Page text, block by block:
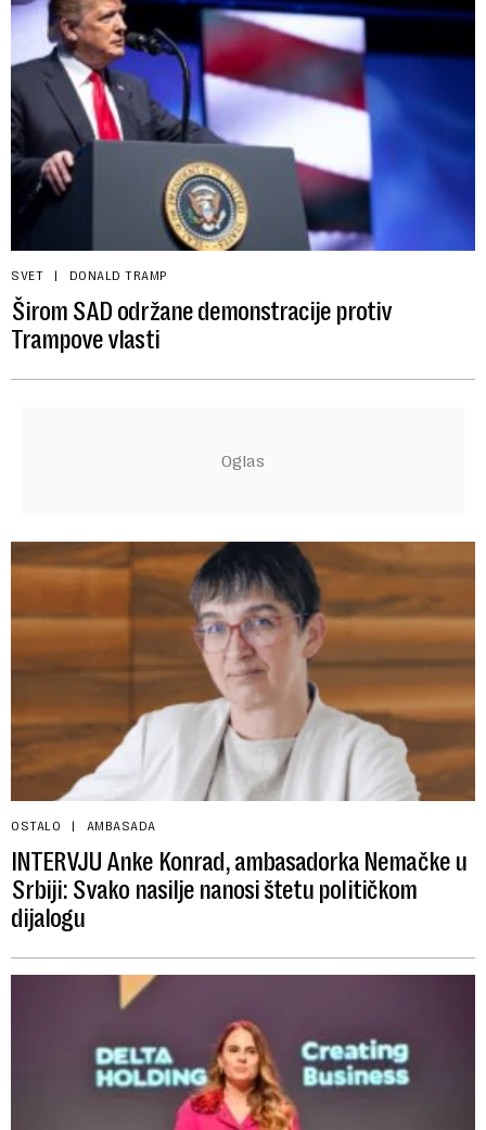
SVET DONALD TRAMP
Širom SAD održane demonstracije protiv
Trampove vlasti
OSTALO AMBASADA
INTERVJU Anke Konrad, ambasadorka Nemačke u
Srbiji: Svako nasilje nanosi štetu političkom
dijalogu